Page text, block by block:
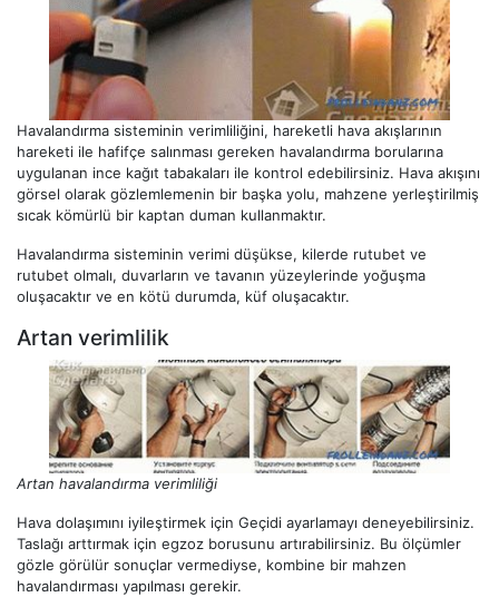
Havalandırma sisteminin verimliliğini, hareketli hava akışlarının
hareketi ile hafifçe salınması gereken havalandırma borularına
uygulanan ince kağıt tabakaları ile kontrol edebilirsiniz. Hava akışını
görsel olarak gözlemlemenin bir başka yolu, mahzene yerleştirilmiş
sıcak kömürlü bir kaptan duman kullanmaktır.
Havalandırma sisteminin verimi düşükse, kilerde rutubet ve
rutubet olmalı, duvarların ve tavanın yüzeylerinde yoğuşma
oluşacaktır ve en kötü durumda, küf oluşacaktır.
Artan verimlilik
Artan havalandırma verimliliği
Hava dolaşımını iyileştirmek için Geçidi ayarlamayı deneyebilirsiniz.
Taslağı arttırmak için egzoz borusunu artırabilirsiniz. Bu ölçümler
gözle görülür sonuçlar vermediyse, kombine bir mahzen
havalandırması yapılması gerekir.